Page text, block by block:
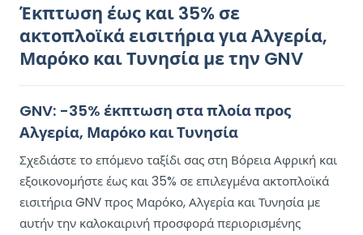
Έκπτωση έως και 35% σε
ακτοπλοϊκά εισιτήρια για Αλγερία,
Μαρόκο και Τυνησία με την GNV
GNV: -35% έκπτωση στα πλοία προς
Αλγερία, Μαρόκο και Τυνησία
Σχεδιάστε το επόμενο ταξίδι σας στη Βόρεια Αφρική και
εξοικονομήστε έως και 35% σε επιλεγμένα ακτοπλοϊκά
εισιτήρια GNV προς Μαρόκο, Αλγερία και Τυνησία με
αυτήν την καλοκαιρινή προσφορά περιορισμένης